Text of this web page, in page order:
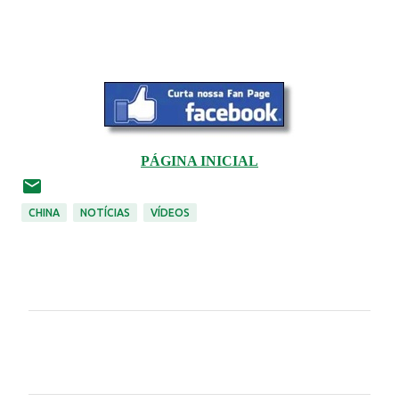
PÁGINA INICIAL
CHINA NOTÍCIAS VÍDEOS
e